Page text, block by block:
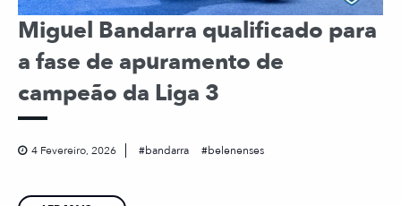
Miguel Bandarra qualificado para
a fase de apuramento de
campeão da Liga 3
4 Fevereiro, 2026 bandarra belenenses